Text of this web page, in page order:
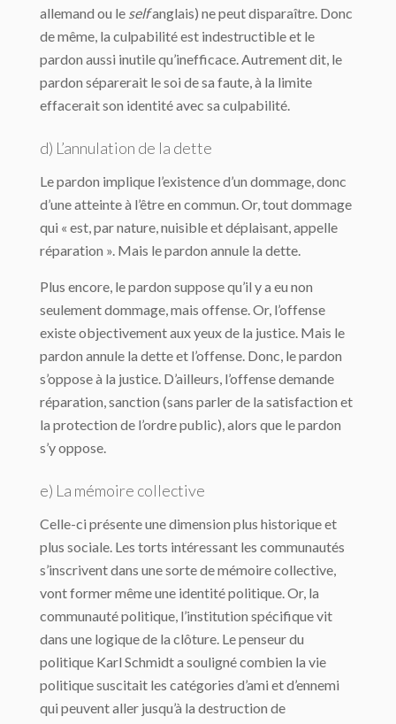
allemand ou le selfanglais) ne peut disparaître. Donc
de même, la culpabilité est indestructible et le
pardon aussi inutile qu’inefficace. Autrement dit, le
pardon séparerait le soi de sa faute, à la limite
effacerait son identité avec sa culpabilité.
d) L’annulation de la dette
Le pardon implique l’existence d’un dommage, donc
d’une atteinte à l’être en commun. Or, tout dommage
qui « est, par nature, nuisible et déplaisant, appelle
réparation ». Mais le pardon annule la dette.
Plus encore, le pardon suppose qu’il y a eu non
seulement dommage, mais offense. Or, l’offense
existe objectivement aux yeux de la justice. Mais le
pardon annule la dette et l’offense. Donc, le pardon
s’oppose à la justice. D’ailleurs, l’offense demande
réparation, sanction (sans parler de la satisfaction et
la protection de l’ordre public), alors que le pardon
s’y oppose.
e) La mémoire collective
Celle-ci présente une dimension plus historique et
plus sociale. Les torts intéressant les communautés
s’inscrivent dans une sorte de mémoire collective,
vont former même une identité politique. Or, la
communauté politique, l’institution spécifique vit
dans une logique de la clôture. Le penseur du
politique Karl Schmidt a souligné combien la vie
politique suscitait les catégories d’ami et d’ennemi
qui peuvent aller jusqu’à la destruction de